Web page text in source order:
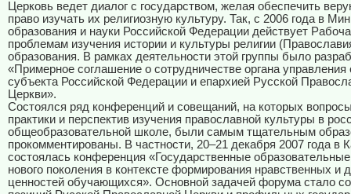
Церковь ведет диалог с государством, желая обеспечить
право изучать их религиозную культуру. Так, с 2006 года в
образования и науки Российской Федерации действует
проблемам изучения истории и культуры религии
образования. В рамках деятельности этой группы было
«Примерное соглашение о сотрудничестве органа управления
субъекта Российской Федерации и епархией Русской
Церкви».
Состоялся ряд конференций и совещаний, на которых
практики и перспектив изучения православной культуры в
общеобразовательной школе, были самым тщательным
прокомментированы. В частности, 20–21 декабря 2007 года в
состоялась конференция «Государственные
нового поколения в контексте формирования нравственных и
ценностей обучающихся». Основной задачей форума стало